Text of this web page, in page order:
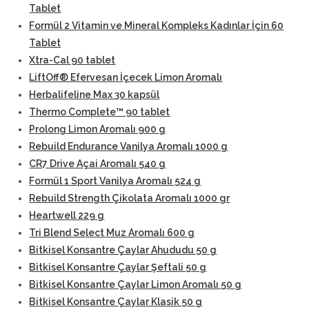
Tablet
Formül 2 Vitamin ve Mineral Kompleks Kadınlar İçin 60
Tablet
Xtra-Cal 90 tablet
LiftOff® Efervesan İçecek Limon Aromalı
Herbalifeline Max 30 kapsül
Thermo Complete™ 90 tablet
Prolong Limon Aromalı 900 g
Rebuild Endurance Vanilya Aromalı 1000 g
CR7 Drive Açai Aromalı 540 g
Formül 1 Sport Vanilya Aromalı 524 g
Rebuild Strength Çikolata Aromalı 1000 gr
Heartwell 229 g
Tri Blend Select Muz Aromalı 600 g
Bitkisel Konsantre Çaylar Ahududu 50 g
Bitkisel Konsantre Çaylar Şeftali 50 g
Bitkisel Konsantre Çaylar Limon Aromalı 50 g
Bitkisel Konsantre Çaylar Klasik 50 g